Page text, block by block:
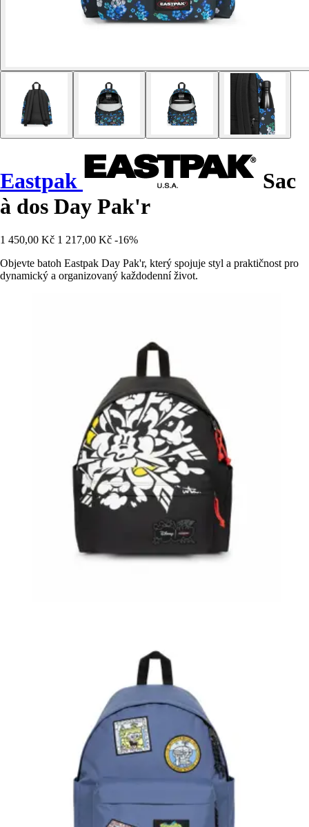
Eastpak
Sac
à dos Day Pak'r
1 450,00 Kč 1 217,00 Kč -16%
Objevte batoh Eastpak Day Pak'r, který spojuje styl a praktičnost pro
dynamický a organizovaný každodenní život.